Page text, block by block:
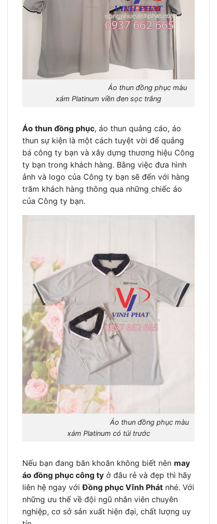
Áo thun đồng phục màu
xám Platinum viền đen sọc trắng
Áo thun đồng phục, áo thun quảng cáo, áo
thun sự kiện là một cách tuyệt vời để quảng
bá công ty bạn và xây dựng thương hiệu Công
ty bạn trong khách hàng. Bằng việc đưa hình
ảnh và logo của Công ty bạn sẽ đến với hàng
trăm khách hàng thông qua những chiếc áo
của Công ty bạn.
Áo thun đồng phục màu
xám Platinum có túi trước
Nếu bạn đang băn khoăn không biết nên may
áo đồng phục công ty ở đâu rẻ và đẹp thì hãy
liên hệ ngay vớiĐồng phục Vĩnh Phát nhé. Với
những ưu thế về đội ngũ nhân viên chuyên
nghiệp, cơ sở sản xuất hiện đại, chất lượng uy